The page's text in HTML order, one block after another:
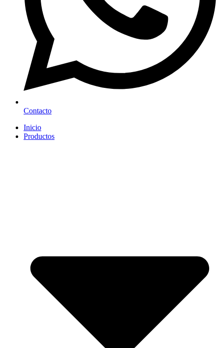
Contacto
Inicio
Productos